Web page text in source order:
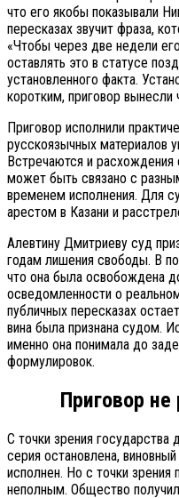
что его якобы показывали
пересказах звучит фраза,
«Чтобы через две недели
оставлять это в статусе
установленного факта.
коротким, приговор
Приговор исполнили
русскоязычных материалов
Встречаются и расхождения
может быть связано с
временем исполнения. Для
арестом в Казани и
Алевтину Дмитриеву суд
годам лишения свободы. В
что она была освобождена
осведомленности о
публичных пересказах
вина была признана судом.
именно она понимала до
формулировок.
Приговор не
С точки зрения государства
серия остановлена,
исполнен. Но с точки зрения
неполным. Общество